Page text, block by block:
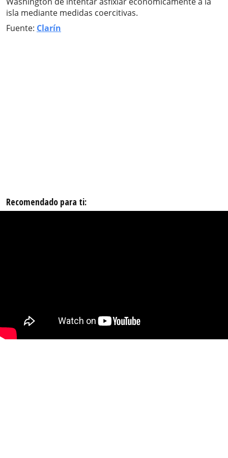
isla mediante medidas coercitivas.
Fuente: Clarín
Recomendado para ti: